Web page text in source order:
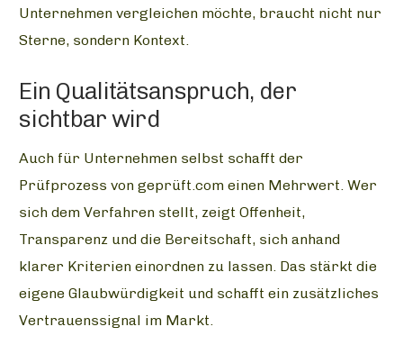
Unternehmen vergleichen möchte, braucht nicht nur
Sterne, sondern Kontext.
Ein Qualitätsanspruch, der
sichtbar wird
Auch für Unternehmen selbst schafft der
Prüfprozess von geprüft.com einen Mehrwert. Wer
sich dem Verfahren stellt, zeigt Offenheit,
Transparenz und die Bereitschaft, sich anhand
klarer Kriterien einordnen zu lassen. Das stärkt die
eigene Glaubwürdigkeit und schafft ein zusätzliches
Vertrauenssignal im Markt.